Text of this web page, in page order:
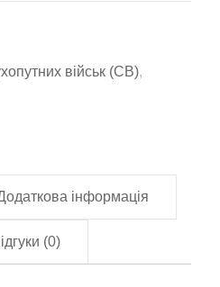
військ (СВ),
інформація
(0)